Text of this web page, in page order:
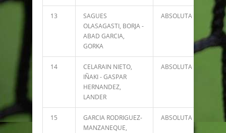
13
SAGUES
OLASAGASTI, BORJA -
ABAD GARCIA,
GORKA
ABSOLUTA
14
CELARAIN NIETO,
IÑAKI - GASPAR
HERNANDEZ,
LANDER
ABSOLUTA
15
GARCIA RODRIGUEZ-
MANZANEQUE,
ABSOLUTA